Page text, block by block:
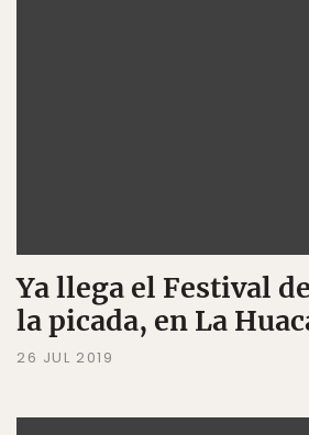
Ya llega el Festival
la picada, en La
26 JUL 2019